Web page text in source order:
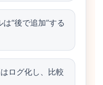
“後で追加”する
ログ化し、比較